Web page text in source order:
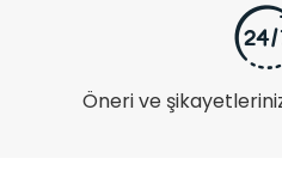
Öneri ve